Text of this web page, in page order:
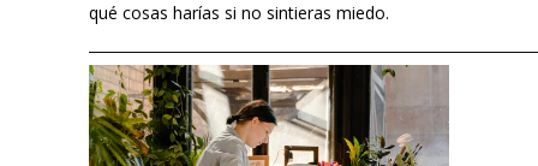
qué cosas harías si no sintieras miedo.